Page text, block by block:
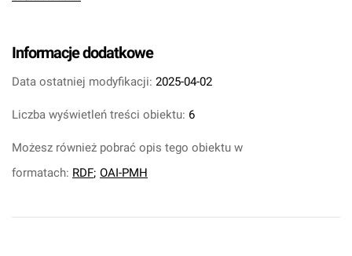
Informacje dodatkowe
Data ostatniej modyfikacji: 2025-04-02
Liczba wyświetleń treści obiektu: 6
Możesz również pobrać opis tego obiektu w
formatach: RDF; OAI-PMH